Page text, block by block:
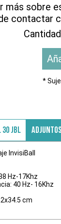
más sobre
contactar
*
30 JBL ADJUNTOS
InvisiBall
Hz-17Khz
40 Hz- 16Khz
cm